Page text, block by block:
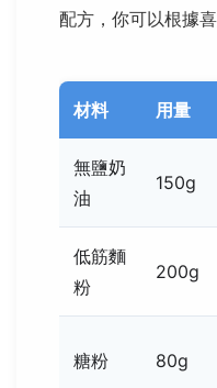
配方，你可以根據喜
材料 用量
無鹽奶
油
150g
低筋麵
粉
200g
糖粉 80g